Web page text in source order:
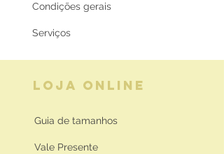
Condições gerais
Serviços
LOJA ONLINE
Guia de tamanhos
Vale Presente